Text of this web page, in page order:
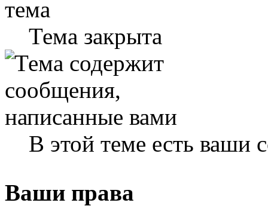
Тема закрыта
В этой теме есть ваши
Ваши права